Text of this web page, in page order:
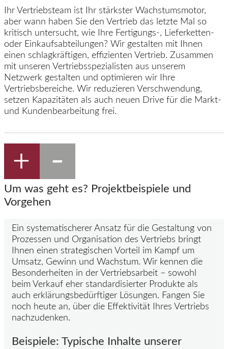
Ihr Vertriebsteam ist Ihr stärkster Wachstumsmotor,
aber wann haben Sie den Vertrieb das letzte Mal so
kritisch untersucht, wie Ihre Fertigungs-, Lieferketten-
oder Einkaufsabteilungen? Wir gestalten mit Ihnen
einen schlagkräftigen, effizienten Vertrieb. Zusammen
mit unseren Vertriebsspezialisten aus unserem
Netzwerk gestalten und optimieren wir Ihre
Vertriebsbereiche. Wir reduzieren Verschwendung,
setzen Kapazitäten als auch neuen Drive für die Markt-
und Kundenbearbeitung frei.
Um was geht es? Projektbeispiele und
Vorgehen
Ein systematischerer Ansatz für die Gestaltung von
Prozessen und Organisation des Vertriebs bringt
Ihnen einen strategischen Vorteil im Kampf um
Umsatz, Gewinn und Wachstum. Wir kennen die
Besonderheiten in der Vertriebsarbeit – sowohl
beim Verkauf eher standardisierter Produkte als
auch erklärungsbedürftiger Lösungen. Fangen Sie
noch heute an, über die Effektivität Ihres Vertriebs
nachzudenken.
Beispiele: Typische Inhalte unserer